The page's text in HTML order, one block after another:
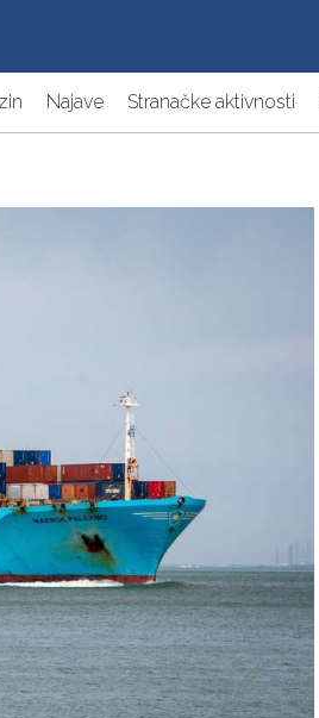
Najave Stranačke aktivnosti